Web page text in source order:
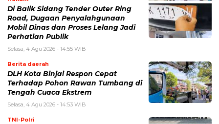
Di Balik Sidang Tender Outer Ring
Road, Dugaan Penyalahgunaan
Mobil Dinas dan Proses Lelang Jadi
Perhatian Publik
Selasa, 4 Agu 2026 - 14:55 WIB
Berita daerah
DLH Kota Binjai Respon Cepat
Terhadap Pohon Rawan Tumbang di
Tengah Cuaca Ekstrem
Selasa, 4 Agu 2026 - 14:53 WIB
TNI-Polri